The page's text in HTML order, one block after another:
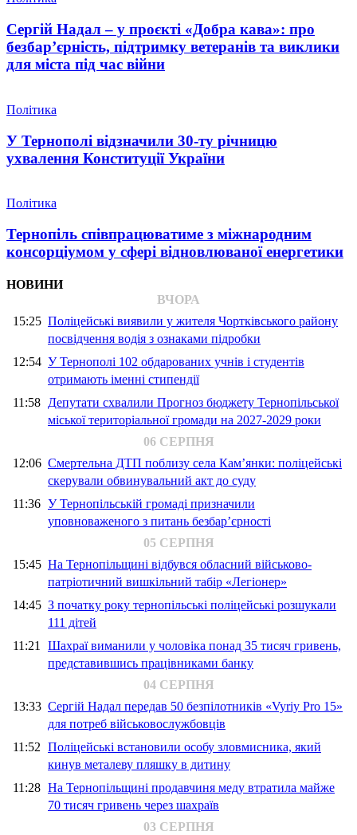
Сергій Надал – у проєкті «Добра кава»: про
безбар’єрність, підтримку ветеранів та виклики
для міста під час війни
Політика
У Тернополі відзначили 30-ту річницю
ухвалення Конституції України
Політика
Тернопіль співпрацюватиме з міжнародним
консорціумом у сфері відновлюваної енергетики
НОВИНИ
ВЧОРА
15:25 Поліцейські виявили у жителя Чортківського району
посвідчення водія з ознаками підробки
12:54 У Тернополі 102 обдарованих учнів і студентів
отримають іменні стипендії
11:58 Депутати схвалили Прогноз бюджету Тернопільської
міської територіальної громади на 2027-2029 роки
06 СЕРПНЯ
12:06 Смертельна ДТП поблизу села Кам’янки: поліцейські
скерували обвинувальний акт до суду
11:36 У Тернопільській громаді призначили
уповноваженого з питань безбар’єрності
05 СЕРПНЯ
15:45 На Тернопільщині відбувся обласний військово-
патріотичний вишкільний табір «Легіонер»
14:45 З початку року тернопільські поліцейські розшукали
111 дітей
11:21 Шахраї виманили у чоловіка понад 35 тисяч гривень,
представившись працівниками банку
04 СЕРПНЯ
13:33 Сергій Надал передав 50 безпілотників «Vyriy Pro 15»
для потреб військовослужбовців
11:52 Поліцейські встановили особу зловмисника, який
кинув металеву пляшку в дитину
11:28 На Тернопільщині продавчиня меду втратила майже
70 тисяч гривень через шахраїв
03 СЕРПНЯ